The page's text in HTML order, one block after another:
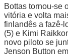
Bottas tornou-se
vitória e volta
finlandês a fazê-
(5) e Kimi
novo piloto se
Jenson Button